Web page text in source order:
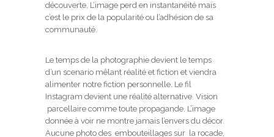
découverte. L’image perd en instantanéité mais
c’est le prix de la popularité ou l’adhésion de sa
communauté.
Le temps de la photographie devient le temps
d’un scenario mêlant réalité et fiction et viendra
alimenter notre fiction personnelle. Le fil
Instagram devient une réalité alternative. Vision
parcellaire comme toute propagande. L’image
donnée à voir ne montre jamais l’envers du décor.
Aucune photo des embouteillages sur la rocade,